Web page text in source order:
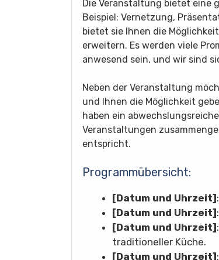
Die Veranstaltung bietet eine
Beispiel: Vernetzung,
bietet sie Ihnen die
erweitern. Es werden viele
anwesend sein, und wir sind
Neben der Veranstaltung
und Ihnen die Möglichkeit
haben ein
Veranstaltungen
entspricht.
Programmübersicht:
[Datum und Uhrzeit]
[Datum und Uhrzeit]
[Datum und Uhrzeit]
traditioneller Küche.
[Datum und Uhrzeit]